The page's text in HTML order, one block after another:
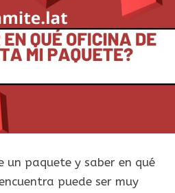
un paquete y saber en qué
puede ser muy